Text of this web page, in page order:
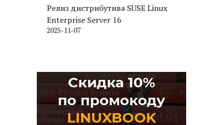
Релиз дистрибутива SUSE Linux
Enterprise Server 16
2025-11-07